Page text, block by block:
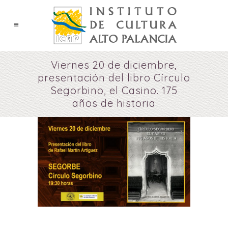
Viernes 20 de diciembre,
presentación del libro Círculo
Segorbino, el Casino. 175
años de historia